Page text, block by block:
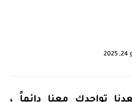
تواجدك معنا دائماً ،